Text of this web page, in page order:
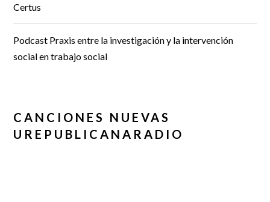
Certus
Podcast Praxis entre la investigación y la intervención
social en trabajo social
CANCIONES NUEVAS
UREPUBLICANARADIO